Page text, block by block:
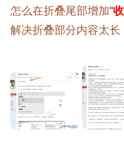
怎么在折叠尾部增加“
解决折叠部分内容太长